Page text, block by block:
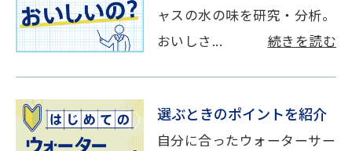
ャスの水の味を研究・分析。
おいしさ...
続きを読む
選ぶときのポイントを紹介
自分に合ったウォーターサー